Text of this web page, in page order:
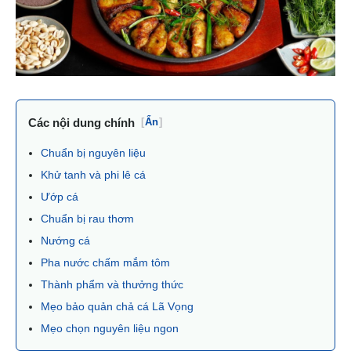
Các nội dung chính [Ẩn]
Chuẩn bị nguyên liệu
Khử tanh và phi lê cá
Ướp cá
Chuẩn bị rau thơm
Nướng cá
Pha nước chấm mắm tôm
Thành phẩm và thưởng thức
Mẹo bảo quản chả cá Lã Vọng
Mẹo chọn nguyên liệu ngon